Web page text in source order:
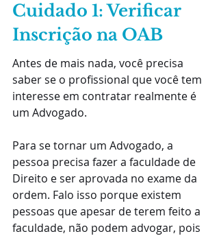
Cuidado 1: Verificar
Inscrição na OAB
Antes de mais nada, você precisa
saber se o profissional que você tem
interesse em contratar realmente é
um Advogado.
Para se tornar um Advogado, a
pessoa precisa fazer a faculdade de
Direito e ser aprovada no exame da
ordem. Falo isso porque existem
pessoas que apesar de terem feito a
faculdade, não podem advogar, pois